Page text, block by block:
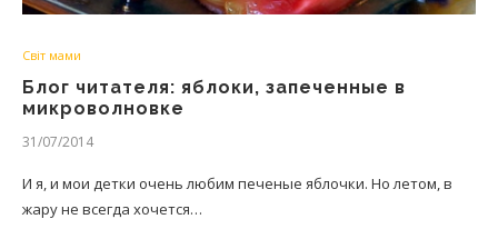
Світ мами
Блог читателя: яблоки, запеченные в
микроволновке
31/07/2014
И я, и мои детки очень любим печеные яблочки. Но летом, в
жару не всегда хочется…